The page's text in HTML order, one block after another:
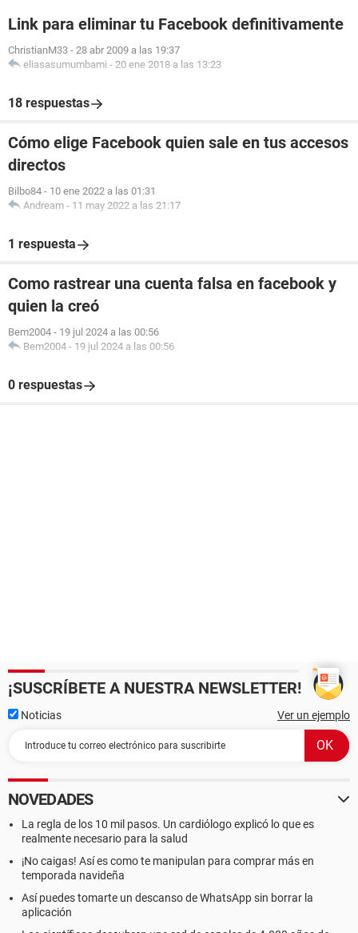
Link para eliminar tu Facebook definitivamente
ChristianM33 - 28 abr 2009 a las 19:37
eliasasumumbami - 20 ene 2018 a las 13:23
18 respuestas
Cómo elige Facebook quien sale en tus accesos
directos
Bilbo84 - 10 ene 2022 a las 01:31
Andream - 11 may 2022 a las 21:17
1 respuesta
Como rastrear una cuenta falsa en facebook y
quien la creó
Bem2004 - 19 jul 2024 a las 00:56
Bem2004 - 19 jul 2024 a las 00:56
0 respuestas
¡SUSCRÍBETE A NUESTRA NEWSLETTER!
Noticias Ver un ejemplo
NOVEDADES
La regla de los 10 mil pasos. Un cardiólogo explicó lo que es
realmente necesario para la salud
¡No caigas! Así es como te manipulan para comprar más en
temporada navideña
Así puedes tomarte un descanso de WhatsApp sin borrar la
aplicación